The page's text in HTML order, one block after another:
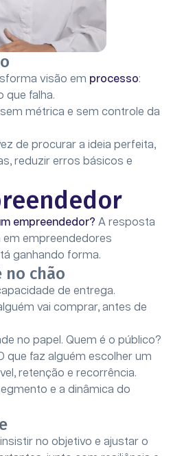
visão em processo:
que falha.
métrica e sem controle da
de procurar a ideia perfeita,
reduzir erros básicos e
empreendedor? A resposta
em empreendedores
ganhando forma.
no chão
de entrega.
vai comprar, antes de
no papel. Quem é o público?
que faz alguém escolher um
retenção e recorrência.
e a dinâmica do
no objetivo e ajustar o